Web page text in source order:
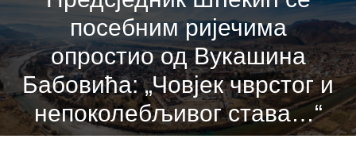
посебним ријечима
опростио од Вукашина
Бабовића: „Човјек чврстог и
непоколебљивог става…“